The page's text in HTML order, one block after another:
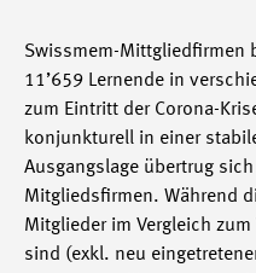
Swissmem-Mittgliedfirmen
11’659 Lernende in
zum Eintritt der Corona-
konjunkturell in einer
Ausgangslage übertrug
Mitgliedsfirmen. Während
Mitglieder im Vergleich
sind (exkl. neu